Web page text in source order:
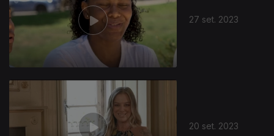
27 set. 2023
20 set. 2023